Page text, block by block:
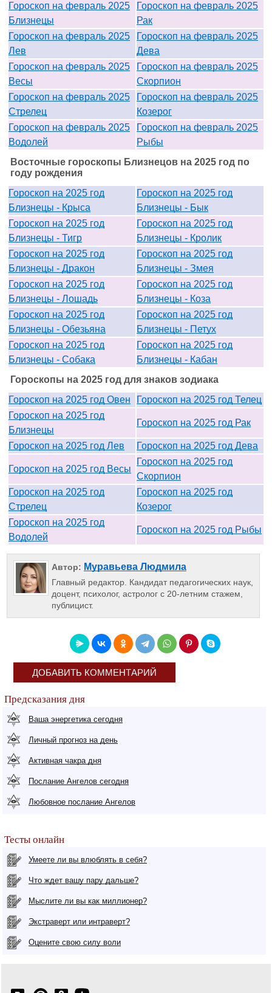
Гороскоп на февраль 2025
Близнецы
Гороскоп на февраль 2025
Рак
Гороскоп на февраль 2025
Лев
Гороскоп на февраль 2025
Дева
Гороскоп на февраль 2025
Весы
Гороскоп на февраль 2025
Скорпион
Гороскоп на февраль 2025
Стрелец
Гороскоп на февраль 2025
Козерог
Гороскоп на февраль 2025
Водолей
Гороскоп на февраль 2025
Рыбы
Восточные гороскопы Близнецов на 2025 год по
году рождения
Гороскоп на 2025 год
Близнецы - Крыса
Гороскоп на 2025 год
Близнецы - Бык
Гороскоп на 2025 год
Близнецы - Тигр
Гороскоп на 2025 год
Близнецы - Кролик
Гороскоп на 2025 год
Близнецы - Дракон
Гороскоп на 2025 год
Близнецы - Змея
Гороскоп на 2025 год
Близнецы - Лошадь
Гороскоп на 2025 год
Близнецы - Коза
Гороскоп на 2025 год
Близнецы - Обезьяна
Гороскоп на 2025 год
Близнецы - Петух
Гороскоп на 2025 год
Близнецы - Собака
Гороскоп на 2025 год
Близнецы - Кабан
Гороскопы на 2025 год для знаков зодиака
Гороскоп на 2025 год Овен
Гороскоп на 2025 год Телец
Гороскоп на 2025 год
Близнецы
Гороскоп на 2025 год Рак
Гороскоп на 2025 год Лев Гороскоп на 2025 год Дева
Гороскоп на 2025 год Весы
Гороскоп на 2025 год
Скорпион
Гороскоп на 2025 год
Стрелец
Гороскоп на 2025 год
Козерог
Гороскоп на 2025 год
Водолей
Гороскоп на 2025 год Рыбы
Автор: Муравьева Людмила
Главный редактор. Кандидат педагогических наук,
доцент, психолог, астролог с 20-летним стажем,
публицист.
ДОБАВИТЬ КОММЕНТАРИЙ
Предсказания дня
Ваша энергетика сегодня
Личный прогноз на день
Активная чакра дня
Послание Ангелов сегодня
Любовное послание Ангелов
Тесты онлайн
Умеете ли вы влюблять в себя?
Что ждет вашу пару дальше?
Мыслите ли вы как миллионер?
Экстраверт или интраверт?
Оцените свою силу воли